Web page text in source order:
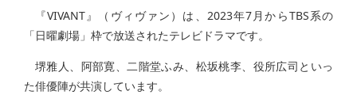
『VIVANT』（ヴィヴァン）は、2023年7月からTBS系の
「日曜劇場」枠で放送されたテレビドラマです。
堺雅人、阿部寛、二階堂ふみ、松坂桃李、役所広司といっ
た俳優陣が共演しています。